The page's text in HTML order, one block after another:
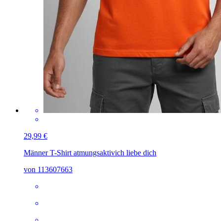
29,99 €
Männer T-Shirt atmungsaktivich liebe dich
von 113607663